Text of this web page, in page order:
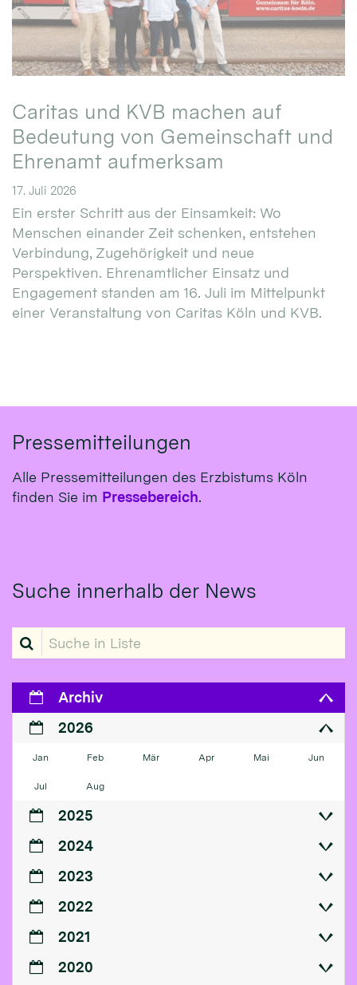
Caritas und KVB machen auf
Bedeutung von Gemeinschaft und
Ehrenamt aufmerksam
17. Juli 2026
Ein erster Schritt aus der Einsamkeit: Wo
Menschen einander Zeit schenken, entstehen
Verbindung, Zugehörigkeit und neue
Perspektiven. Ehrenamtlicher Einsatz und
Engagement standen am 16. Juli im Mittelpunkt
einer Veranstaltung von Caritas Köln und KVB.
Pressemitteilungen
Alle Pressemitteilungen des Erzbistums Köln
finden Sie im Pressebereich.
Suche innerhalb der News
Suche in Liste
Archiv
2026
Jan Feb Mär Apr Mai Jun
Jul Aug
2025
2024
2023
2022
2021
2020